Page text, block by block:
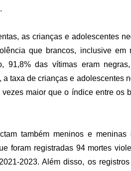
as crianças e adolescentes
que brancos, inclusive em
91,8% das vítimas eram
taxa de crianças e adolescentes
maior que o índice entre os
também meninos e
foram registradas 94 mortes
2023. Além disso, os